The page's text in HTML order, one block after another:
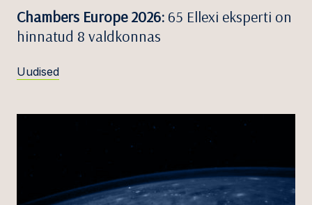
Chambers Europe 2026: 65 Ellexi eksperti on
hinnatud 8 valdkonnas
Uudised